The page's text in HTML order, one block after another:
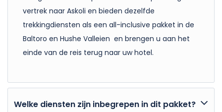
vertrek naar Askoli en bieden dezelfde
trekkingdiensten als een all-inclusive pakket in de
Baltoro en Hushe Valleien en brengen u aan het
einde van de reis terug naar uw hotel.
Welke diensten zijn inbegrepen in dit pakket?